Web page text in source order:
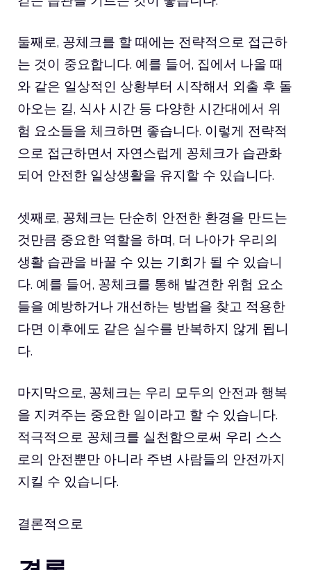
둘째로, 꽁체크를 할 때에는 전략적으로 접근하
는 것이 중요합니다. 예를 들어, 집에서 나올 때
와 같은 일상적인 상황부터 시작해서 외출 후 돌
아오는 길, 식사 시간 등 다양한 시간대에서 위
험 요소들을 체크하면 좋습니다. 이렇게 전략적
으로 접근하면서 자연스럽게 꽁체크가 습관화
되어 안전한 일상생활을 유지할 수 있습니다.
셋째로, 꽁체크는 단순히 안전한 환경을 만드는
것만큼 중요한 역할을 하며, 더 나아가 우리의
생활 습관을 바꿀 수 있는 기회가 될 수 있습니
다. 예를 들어, 꽁체크를 통해 발견한 위험 요소
들을 예방하거나 개선하는 방법을 찾고 적용한
다면 이후에도 같은 실수를 반복하지 않게 됩니
다.
마지막으로, 꽁체크는 우리 모두의 안전과 행복
을 지켜주는 중요한 일이라고 할 수 있습니다.
적극적으로 꽁체크를 실천함으로써 우리 스스
로의 안전뿐만 아니라 주변 사람들의 안전까지
지킬 수 있습니다.
결론적으로